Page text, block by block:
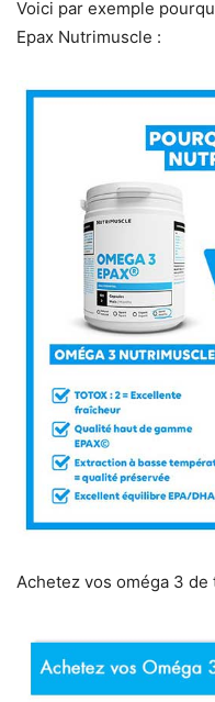
Voici par exemple
Epax Nutrimuscle :
Achetez vos oméga 3